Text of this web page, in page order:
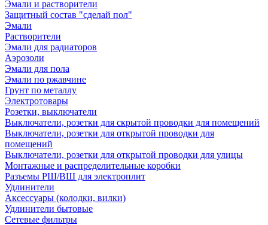
Эмали и растворители
Защитный состав "сделай пол"
Эмали
Растворители
Эмали для радиаторов
Аэрозоли
Эмали для пола
Эмали по ржавчине
Грунт по металлу
Электротовары
Розетки, выключатели
Выключатели, розетки для скрытой проводки для помещений
Выключатели, розетки для открытой проводки для
помещений
Выключатели, розетки для открытой проводки для улицы
Монтажные и распределительные коробки
Разъемы РШ/ВШ для электроплит
Удлинители
Аксессуары (колодки, вилки)
Удлинители бытовые
Сетевые фильтры